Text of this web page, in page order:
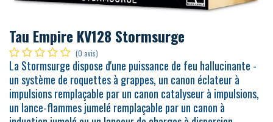
Tau Empire KV128 Stormsurge
(0 avis)
La Stormsurge dispose d'une puissance de feu hallucinante -
un système de roquettes à grappes, un canon éclateur à
impulsions remplaçable par un canon catalyseur à impulsions,
un lance-flammes jumelé remplaçable par un canon à